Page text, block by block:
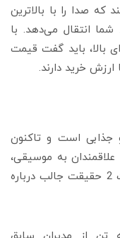
صدا را با بالاترین
انتقال می‌دهد. با
بالا، باید گفت قیمت
خرید دارند.
جذابی است و تاکنون
به موسیقی،
گیم و... را مجذوب خود کند اما بهتر است 2 حقیقت جالب درباره